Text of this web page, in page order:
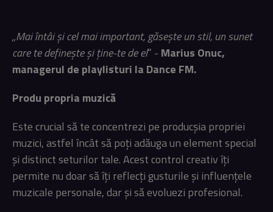
„Mai întâi și cel mai important, găsește un stil, un sunet
care te definește și ține-te de el” - Marius Onuc,
managerul de playlisturi la Dance FM.
Produ propria muzică
Este crucial să te concentrezi pe producșia propriei
muzici, astfel încât să poți adăuga un element special
și distinct seturilor tale. Acest control creativ îți
permite nu doar să îți reflecți gusturile și influențele
muzicale personale, dar și să evoluezi profesional.